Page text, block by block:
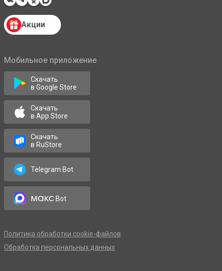
Акции
Мобильное приложение
Скачать
в Google Store
Скачать
в App Store
Скачать
в RuStore
Telegram Bot
максBot
Политика обработки cookie-файлов
Обработка персональных данных